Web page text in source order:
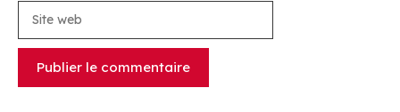
web